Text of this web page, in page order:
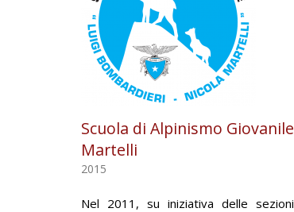
Scuola di Alpinismo
Martelli
2015
Nel 2011, su iniziativa delle